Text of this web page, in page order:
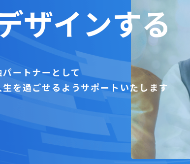
ザインする
ートナーとして
を過ごせるようサポートいたします